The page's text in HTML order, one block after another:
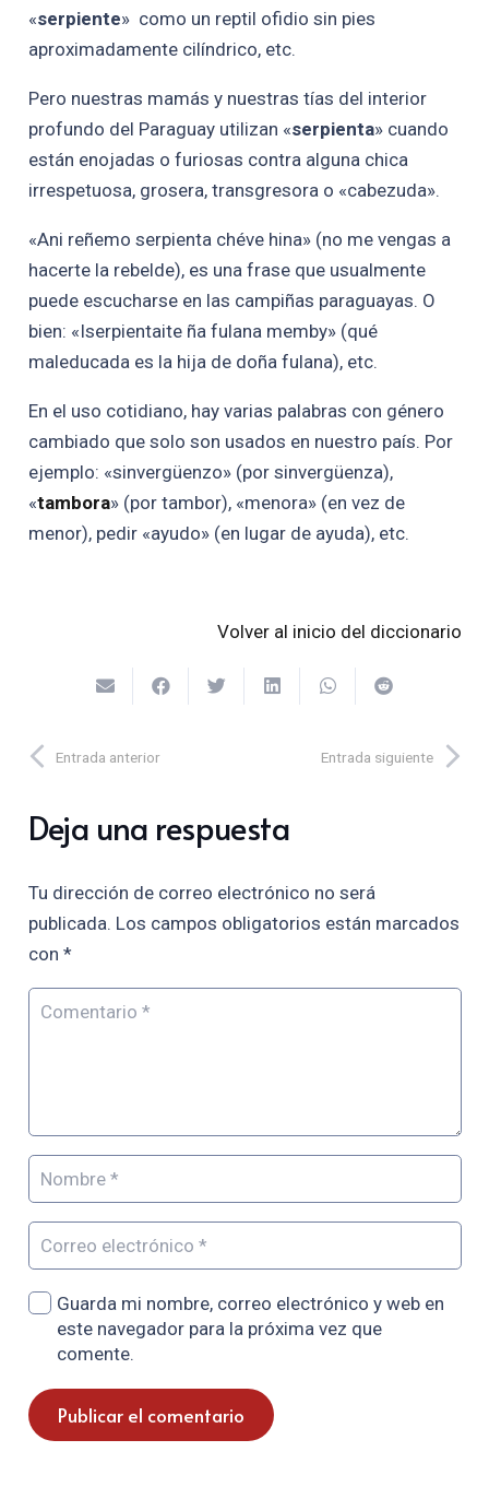
«serpiente» como un reptil ofidio sin pies
aproximadamente cilíndrico, etc.
Pero nuestras mamás y nuestras tías del interior
profundo del Paraguay utilizan «serpienta» cuando
están enojadas o furiosas contra alguna chica
irrespetuosa, grosera, transgresora o «cabezuda».
«Ani reñemo serpienta chéve hina» (no me vengas a
hacerte la rebelde), es una frase que usualmente
puede escucharse en las campiñas paraguayas. O
bien: «Iserpientaite ña fulana memby» (qué
maleducada es la hija de doña fulana), etc.
En el uso cotidiano, hay varias palabras con género
cambiado que solo son usados en nuestro país. Por
ejemplo: «sinvergüenzo» (por sinvergüenza),
«tambora» (por tambor), «menora» (en vez de
menor), pedir «ayudo» (en lugar de ayuda), etc.
Volver al inicio del diccionario
Entrada anterior Entrada siguiente
Deja una respuesta
Tu dirección de correo electrónico no será
publicada. Los campos obligatorios están marcados
con *
Guarda mi nombre, correo electrónico y web en
este navegador para la próxima vez que
comente.
Publicar el comentario